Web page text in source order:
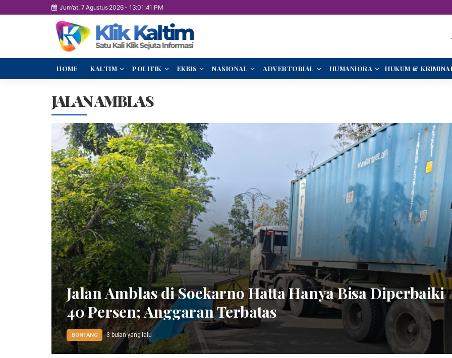
Jum'at, 7 Agustus 2026- 13:01:42 PM
HOME KALTIM POLITIK EKBIS NASIONAL ADVERTORIAL HUMANIORA HUKUM &
JALAN AMBLAS
Jalan Amblas di Soekarno Hatta Hanya Bisa Diperbaiki
40 Persen; Anggaran Terbatas
BONTANG 3 bulan yang lalu